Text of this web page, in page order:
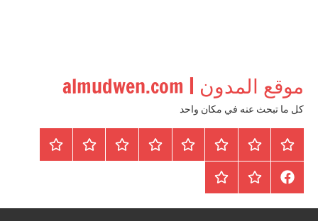
موقع المدون | almudwen.com
كل ما تبحث عنه في مكان واحد
الرئيسيةالمواضيعوظائف
محلية
/
دولية
عقارات Blog
من
اتصل
سياسة
FaceBookعقارات
للبيع
أرشيف
موقع